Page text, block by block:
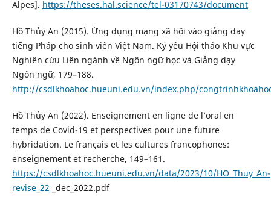
Alpes]. https://theses.hal.science/tel-03170743/document
Hồ Thủy An (2015). Ứng dụng mạng xã hội vào giảng dạy
tiếng Pháp cho sinh viên Việt Nam. Kỷ yếu Hội thảo Khu vực
Nghiên cứu Liên ngành về Ngôn ngữ học và Giảng dạy
Ngôn ngữ, 179–188.
http://csdlkhoahoc.hueuni.edu.vn/index.php/
Hồ Thủy An (2022). Enseignement en ligne de l’oral en
temps de Covid-19 et perspectives pour une future
hybridation. Le français et les cultures francophones:
enseignement et recherche, 149–161.
https://csdlkhoahoc.hueuni.edu.vn/data/2023/10/HO_Thuy_An-
revise_22 _dec_2022.pdf